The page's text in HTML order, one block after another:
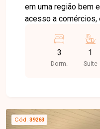
em uma região bem
acesso a
tranquilidade,
sendo uma
qualidade de vida. O imóvel dispõe de casa em
tanque, despensa,
Não perca a
3
Dorm.
1
Suite
Cód. 39263